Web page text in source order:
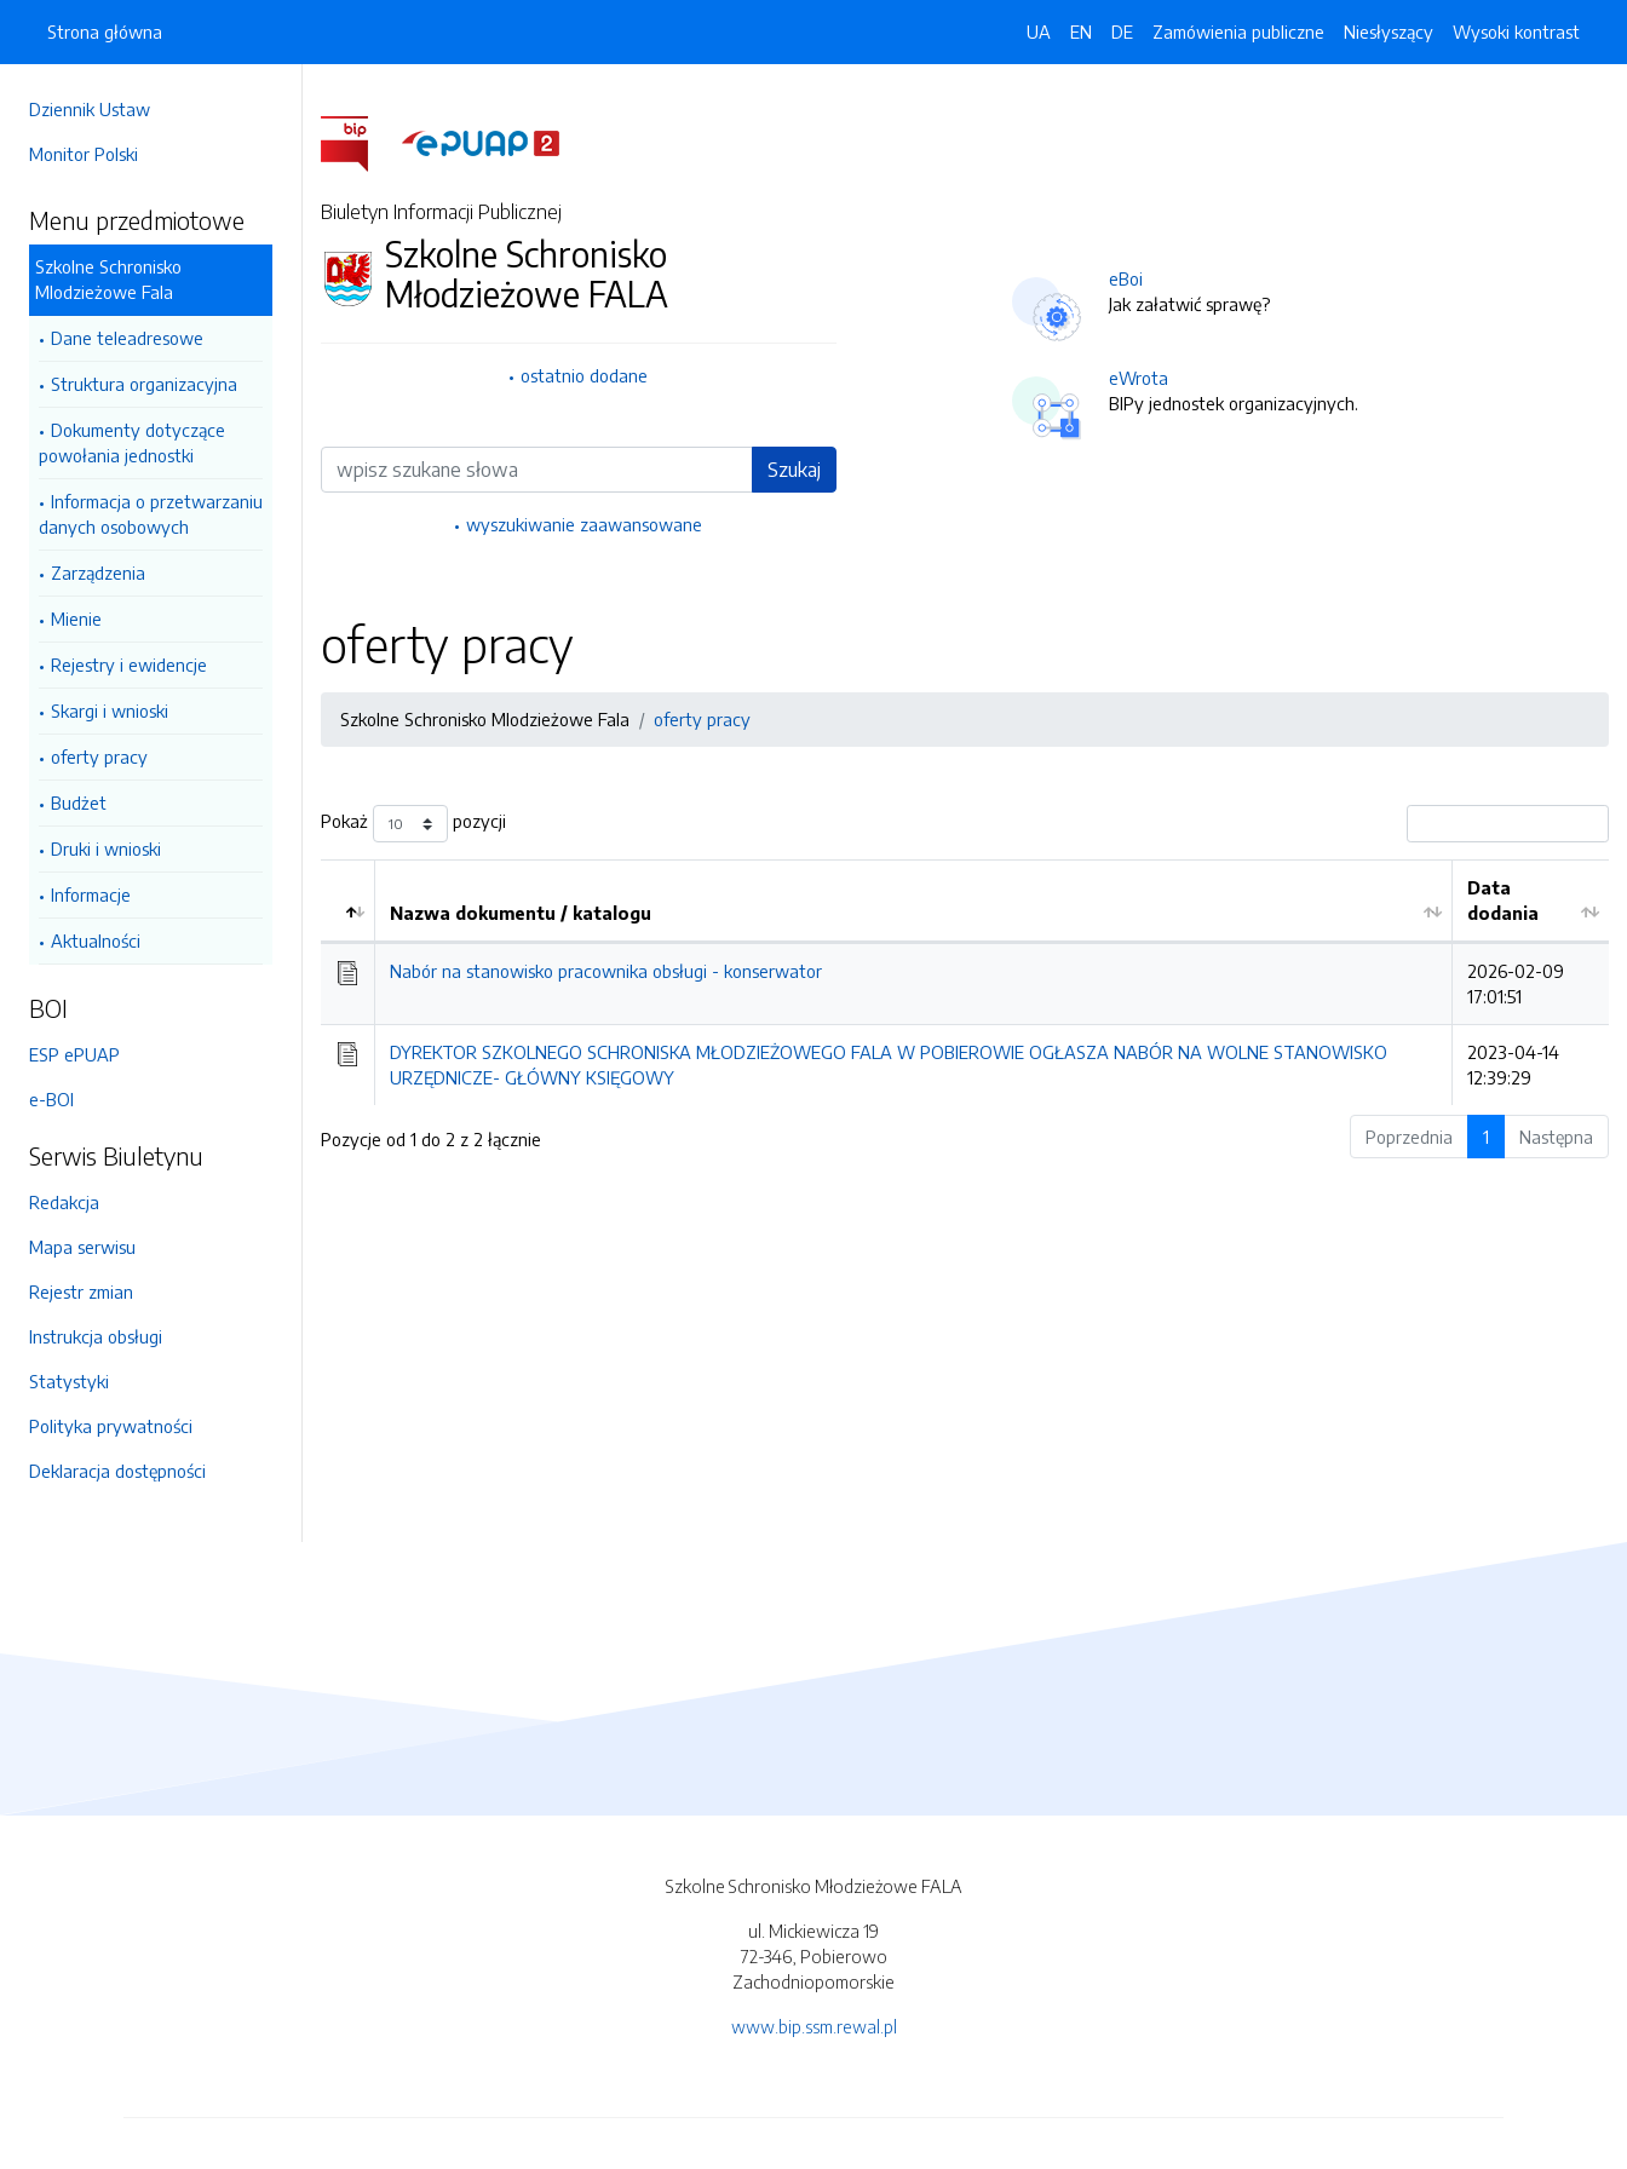
Dziennik Ustaw
Monitor Polski
Menu przedmiotowe
Szkolne Schronisko
Mlodzieżowe Fala
Dane teleadresowe
Struktura organizacyjna
Dokumenty dotyczące
powołania jednostki
Informacja o przetwarzaniu
danych osobowych
Zarządzenia
Mienie
Rejestry i ewidencje
Skargi i wnioski
oferty pracy
Budżet
Druki i wnioski
Informacje
Aktualności
BOI
ESP ePUAP
e-BOI
Serwis Biuletynu
Redakcja
Mapa serwisu
Rejestr zmian
Instrukcja obsługi
Statystyki
Polityka prywatności
Deklaracja dostępności
Strona główna UA EN DE Zamówienia publiczne Niesłyszący Wysoki kontrast
Biuletyn Informacji Publicznej
Szkolne Schronisko
Młodzieżowe FALA
ostatnio dodane
Wyszukiwarka Szukaj
wyszukiwanie zaawansowane
eBoi
Jak załatwić sprawę?
eWrota
BIPy jednostek organizacyjnych.
oferty pracy
Szkolne Schronisko Mlodzieżowe Fala oferty pracy
Pokaż pozycji
Kolejność
Nazwa dokumentu / katalogu
Data
dodania
Nabór na stanowisko pracownika obsługi - konserwator
2026-02-09
17:01:51
DYREKTOR SZKOLNEGO SCHRONISKA MŁODZIEŻOWEGO FALA W POBIEROWIE OGŁASZA NABÓR NA WOLNE STANOWISKO
URZĘDNICZE- GŁÓWNY KSIĘGOWY
2023-04-14
12:39:29
Pozycje od 1 do 2 z 2 łącznie Poprzednia 1 Następna
Szkolne Schronisko Młodzieżowe FALA
ul. Mickiewicza 19
72-346, Pobierowo
Zachodniopomorskie
www.bip.ssm.rewal.pl